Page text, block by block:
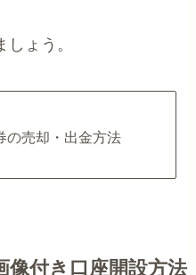
ょう。
の売却・出金方法
像付き口座開設方法